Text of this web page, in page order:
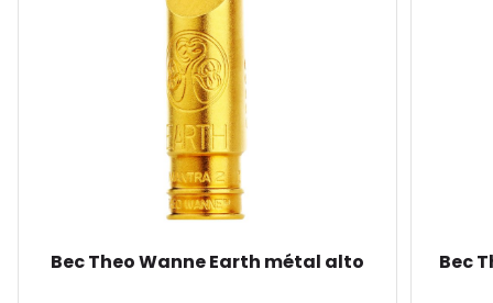
Bec Theo Wanne Earth métal alto Bec